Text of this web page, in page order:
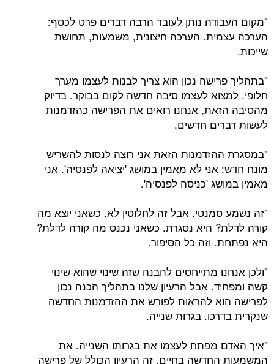
"מקום העבודה נותן לעובד הרבה דברים פרט לכסף:
הערכה עצמית. הערכה חיצונית, משמעות, תחושת
שייכות.
"בתהליך פרישה נכון הוא צריך לבנות לעצמו מערך
חלופי. למצוא לעצמו סיבה חדשה לקום בבוקר. בדיוק
מהסיבה הזאת, אנחנו רואים את הפרישה כהזדמנות
לעשות דברים חדשים.
"במסגרת ההזדמנות הזאת אני רוצה לנסות להשריש
מונח חדש: אני לא מאמין במושג 'יציאה לפנסיה'. אני
מאמין במושג 'כניסה לפנסיה'.
"זה נשמע סמנטי. אבל זה לחלוטין לא. כשאני יוצא מה
קורה לדלת? היא נסגרת. כשאני נכנס מה קורה לדלת?
היא נפתחת. וזה כל הסיפור.
"ולכן אנחנו מתייחסים להבנה שזה שינוי שהוא שינוי
קשה ומפחיד. אבל הרעיון שלנו בתהליך הכנה נכון
לפרישה הוא להראות לפורש את ההזדמנות החדשה
שנקרית בדרכו. בגרות שנייה.
"איך האדם מפתח לעצמו את בגרותו השנייה. את
המשמעות החדשה בחיים. זה הרעיון הכולל של פרישה